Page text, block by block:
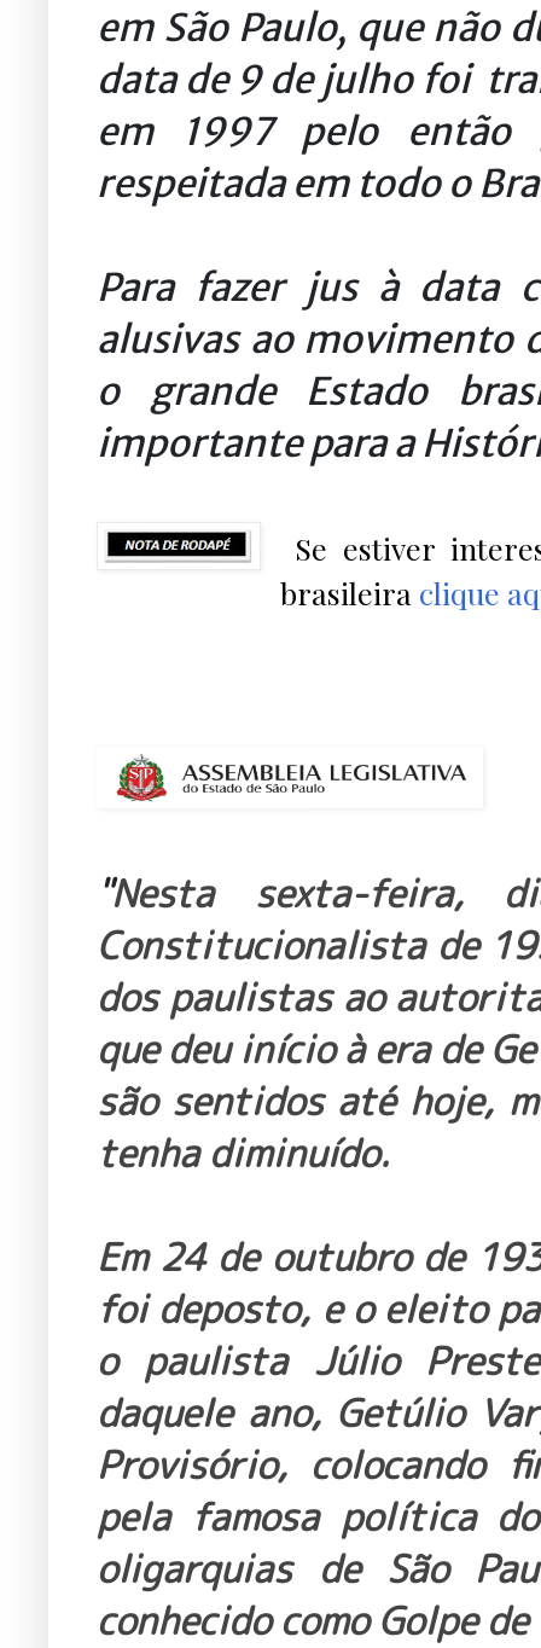
em São Paulo, que não
data de 9 de julho foi
em 1997 pelo então
respeitada em todo o
Para fazer jus à data
alusivas ao movimento
o grande Estado
importante para a
Se estiver
brasileira clique
"Nesta sexta-feira,
Constitucionalista de
dos paulistas ao
que deu início à era de
são sentidos até hoje,
tenha diminuído.
Em 24 de outubro de
foi deposto, e o eleito
o paulista Júlio
daquele ano, Getúlio
Provisório, colocando
pela famosa política
oligarquias de São
conhecido como Golpe